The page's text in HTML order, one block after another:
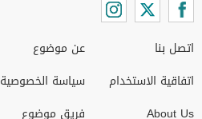
اتصل بنا
اتفاقية الاستخدام
About Us
عن موضوع
سياسة الخصوصية
فريق موضوع